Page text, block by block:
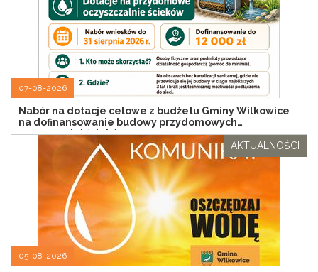
07-08-2026
Nabór na dotacje celowe z budżetu Gminy Wilkowice
na dofinansowanie budowy przydomowych
oczyszczalni ścieków
05-08-2026
AKTUALNOŚCI